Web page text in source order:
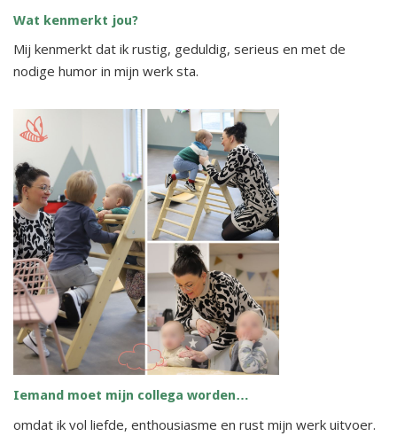
Wat kenmerkt jou?
Mij kenmerkt dat ik rustig, geduldig, serieus en met de
nodige humor in mijn werk sta.
Iemand moet mijn collega worden…
omdat ik vol liefde, enthousiasme en rust mijn werk uitvoer.